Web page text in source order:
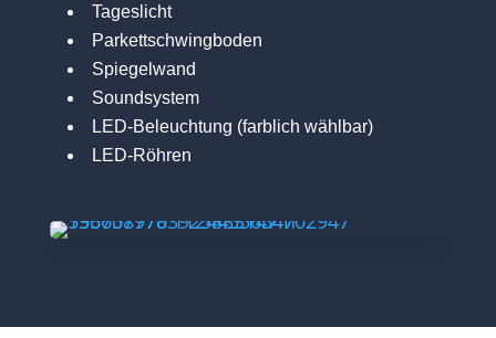
Tageslicht
Parkettschwingboden
Spiegelwand
Soundsystem
LED-Beleuchtung (farblich wählbar)
LED-Röhren